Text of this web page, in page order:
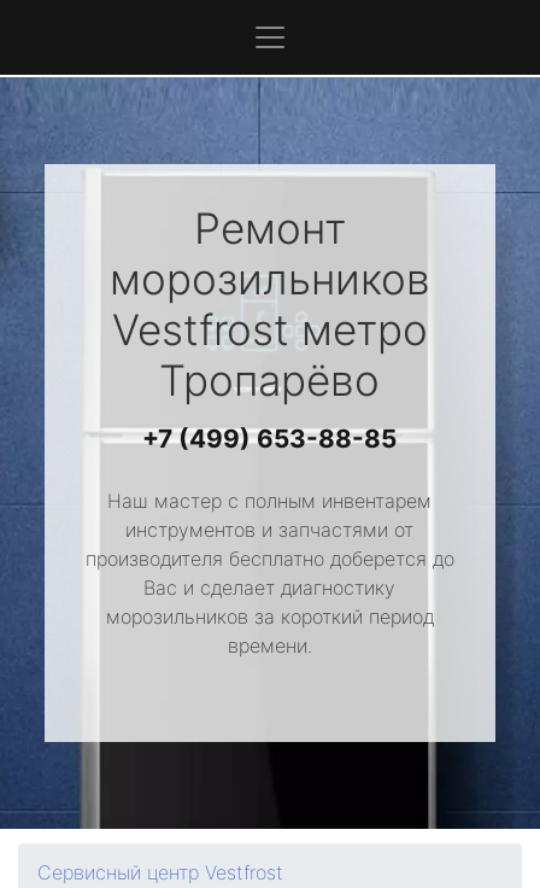
Ремонт
морозильников
Vestfrostметро
Тропарёво
+7 (499) 653-88-85
Наш мастер с полным инвентарем
инструментов и запчастями от
производителя бесплатно доберется до
Вас и сделает диагностику
морозильников за короткий период
времени.
Сервисный центр Vestfrost